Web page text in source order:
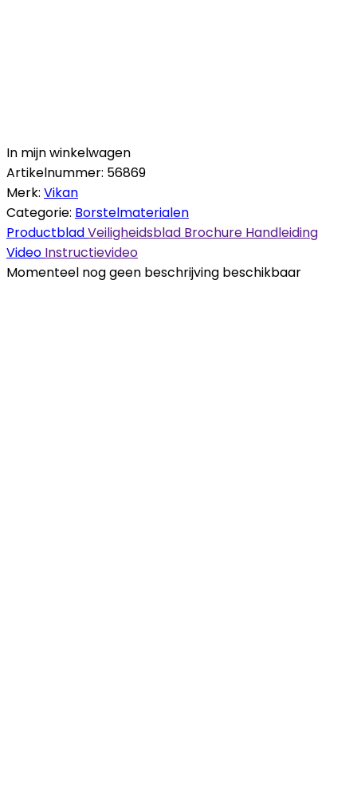
In mijn winkelwagen
Artikelnummer: 56869
Merk: Vikan
Categorie: Borstelmaterialen
ProductbladVeiligheidsblad Brochure Handleiding
Video Instructievideo
Momenteel nog geen beschrijving beschikbaar